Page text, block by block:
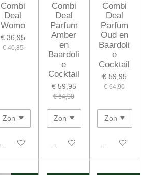
Combi
Deal
Womo
€ 36,95
€ 40,85
Houd mij op de hoogte
Combi
Deal
Parfum
Amber
en
Baardoli
e
Cocktail
€ 59,95
€ 64,90
In winkelwagen
Combi
Deal
Parfum
Oud en
Baardoli
e
Cocktail
€ 59,95
€ 64,90
In winkelwagen